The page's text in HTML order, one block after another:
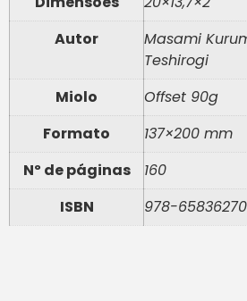
Autor
Masami
Teshirogi
Miolo
Offset 90g
Formato
137×200 mm
Nº de páginas
160
ISBN
978-